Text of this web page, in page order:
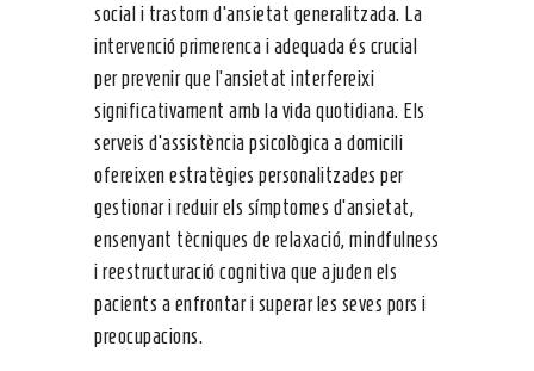
social i trastorn d’ansietat generalitzada. La
intervenció primerenca i adequada és crucial
per prevenir que l’ansietat interfereixi
significativament amb la vida quotidiana. Els
serveis d’assistència psicològica a domicili
ofereixen estratègies personalitzades per
gestionar i reduir els símptomes d’ansietat,
ensenyant tècniques de relaxació, mindfulness
i reestructuració cognitiva que ajuden els
pacients a enfrontar i superar les seves pors i
preocupacions.